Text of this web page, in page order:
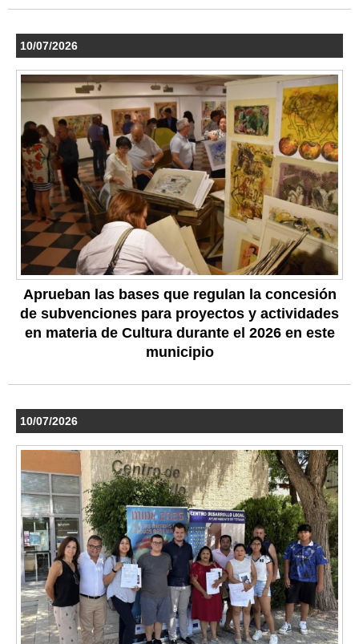
10/07/2026
Aprueban las bases que regulan la concesión
de subvenciones para proyectos y actividades
en materia de Cultura durante el 2026 en este
municipio
10/07/2026